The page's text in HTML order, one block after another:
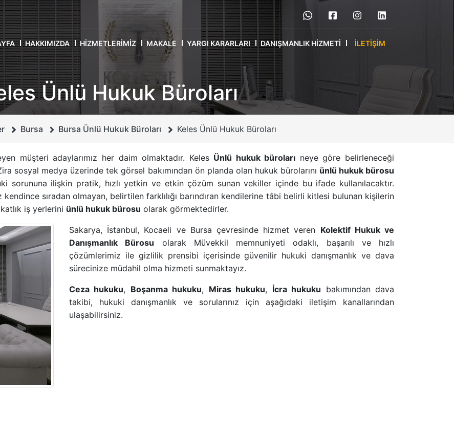
HAKKIMIZDA HIZMETLERIMIZ MAKALE YARGI KARARLARI DANIŞMANLIK HIZMETI İLETIŞIM
Ünlü Hukuk Büroları
Bursa Bursa Ünlü Hukuk Büroları Keles Ünlü Hukuk Büroları
müşteri adaylarımız her daim olmaktadır. Keles Ünlü hukuk büroları neye göre belirleneceği
sosyal medya üzerinde tek görsel bakımından ön planda olan hukuk bürolarını ünlü hukuk bürosu
sorununa ilişkin pratik, hızlı yetkin ve etkin çözüm sunan vekiller içinde bu ifade kullanılacaktır.
sıradan olmayan, belirtilen farklılığı barındıran kendilerine tâbi belirli kitlesi bulunan kişilerin
iş yerlerini ünlü hukuk bürosu olarak görmektedirler.
Sakarya, İstanbul, Kocaeli ve Bursa çevresinde hizmet veren Kolektif Hukuk ve
Danışmanlık Bürosu olarak Müvekkil memnuniyeti odaklı, başarılı ve hızlı
çözümlerimiz ile gizlilik prensibi içerisinde güvenilir hukuki danışmanlık ve dava
sürecinize müdahil olma hizmeti sunmaktayız.
Ceza hukuku, Boşanma hukuku, Miras hukuku, İcra hukuku bakımından dava
takibi, hukuki danışmanlık ve sorularınız için aşağıdaki iletişim kanallarından
ulaşabilirsiniz.